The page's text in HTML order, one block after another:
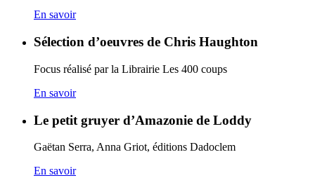
En savoir
Sélection d’oeuvres de Chris Haughton
Focus réalisé par la Librairie Les 400 coups
En savoir
Le petit gruyer d’Amazonie de Loddy
Gaëtan Serra, Anna Griot, éditions Dadoclem
En savoir